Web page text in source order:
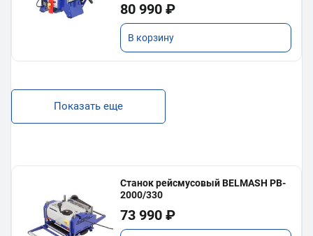
80 990 ₽
В корзину
Показать еще
Станок рейсмусовый BELMASH PB-
2000/330
73 990 ₽